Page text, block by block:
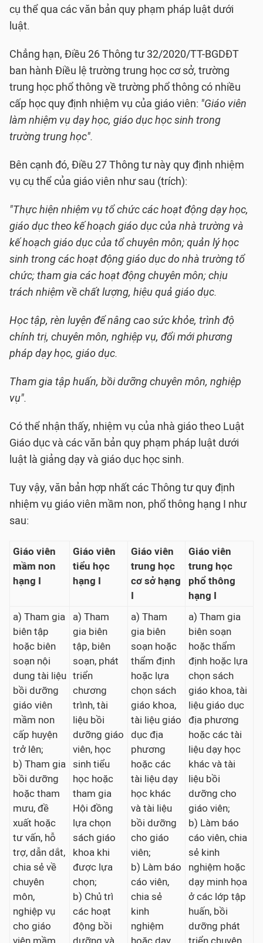
cụ thể qua các văn bản quy phạm pháp luật dưới
luật.
Chẳng hạn, Điều 26 Thông tư 32/2020/TT-BGDĐT
ban hành Điều lệ trường trung học cơ sở, trường
trung học phổ thông về trường phổ thông có nhiều
cấp học quy định nhiệm vụ của giáo viên: "Giáo viên
làm nhiệm vụ dạy học, giáo dục học sinh trong
trường trung học".
Bên cạnh đó, Điều 27 Thông tư này quy định nhiệm
vụ cụ thể của giáo viên như sau (trích):
"Thực hiện nhiệm vụ tổ chức các hoạt động dạy học,
giáo dục theo kế hoạch giáo dục của nhà trường và
kế hoạch giáo dục của tổ chuyên môn; quản lý học
sinh trong các hoạt động giáo dục do nhà trường tổ
chức; tham gia các hoạt động chuyên môn; chịu
trách nhiệm về chất lượng, hiệu quả giáo dục.
Học tập, rèn luyện để nâng cao sức khỏe, trình độ
chính trị, chuyên môn, nghiệp vụ, đổi mới phương
pháp dạy học, giáo dục.
Tham gia tập huấn, bồi dưỡng chuyên môn, nghiệp
vụ".
Có thể nhận thấy, nhiệm vụ của nhà giáo theo Luật
Giáo dục và các văn bản quy phạm pháp luật dưới
luật là giảng dạy và giáo dục học sinh.
Tuy vậy, văn bản hợp nhất các Thông tư quy định
nhiệm vụ giáo viên mầm non, phổ thông hạng I như
sau:
Giáo viên
mầm non
hạng I
Giáo viên
tiểu học
hạng I
Giáo viên
trung học
cơ sở hạng
I
Giáo viên
trung học
phổ thông
hạng I
a) Tham gia
biên tập
hoặc biên
soạn nội
dung tài liệu
bồi dưỡng
giáo viên
mầm non
cấp huyện
trở lên;
b) Tham gia
bồi dưỡng
hoặc tham
mưu, đề
xuất hoặc
tư vấn, hỗ
trợ, dẫn dắt,
chia sẻ về
chuyên
môn,
nghiệp vụ
cho giáo
viên mầm
a) Tham
gia biên
tập, biên
soạn, phát
triển
chương
trình, tài
liệu bồi
dưỡng giáo
viên, học
sinh tiểu
học hoặc
tham gia
Hội đồng
lựa chọn
sách giáo
khoa khi
được lựa
chọn;
b) Chủ trì
các hoạt
động bồi
dưỡng và
a) Tham
gia biên
soạn hoặc
thẩm định
hoặc lựa
chọn sách
giáo khoa,
tài liệu giáo
dục địa
phương
hoặc các
tài liệu dạy
học khác
và tài liệu
bồi dưỡng
cho giáo
viên;
b) Làm báo
cáo viên,
chia sẻ
kinh
nghiệm
hoặc dạy
a) Tham gia
biên soạn
hoặc thẩm
định hoặc lựa
chọn sách
giáo khoa, tài
liệu giáo dục
địa phương
hoặc các tài
liệu dạy học
khác và tài
liệu bồi
dưỡng cho
giáo viên;
b) Làm báo
cáo viên, chia
sẻ kinh
nghiệm hoặc
dạy minh họa
ở các lớp tập
huấn, bồi
dưỡng phát
triển chuyên